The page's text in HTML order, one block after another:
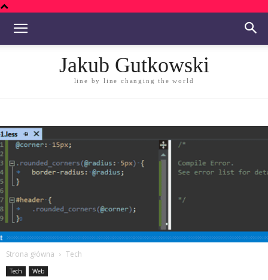
Jakub Gutkowski
line by line changing the world
Strona główna Tech
Tech Web